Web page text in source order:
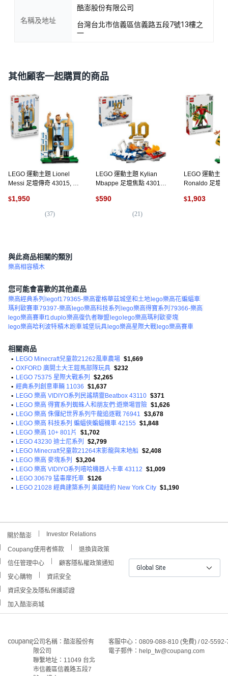
名稱及地址
酷澎股份有限公司
台灣台北市信義區信義路五段7號13樓之
一
其他顧客一起購買的商品
LEGO 運動主題 Lionel
Messi 足壇傳奇 43015, 1
$1,950
(37)
LEGO 運動主題 Kylian
Mbappe 足壇焦點 43013,
$590
(21)
LEGO 運動主
Ronaldo 足壇
$1,903
與此商品相關的類別
樂高相容積木
您可能會喜歡的其他產品
樂高經典系列 legof179365-樂高霍格華茲城堡和土地 lego樂高花蝙蝠車
瑪利歐賽車79397-樂高 lego樂高科技系列 lego樂高得寶系列 79366-樂高
lego樂高賽車f1duplo樂高復仇者聯盟 lego lego樂高瑪利歐麥塊
lego樂高哈利波特積木跑車城堡玩具 lego樂高星際大戰 lego樂高賽車
相關商品
• LEGO Minecraft兒童款21262風車農場 $1,669
• OXFORD 廣開土大王鎧馬部隊玩具 $232
• LEGO 75375 星際大戰系列
$2,265
• 經典系列創意車輛 11036 $1,637
• LEGO 樂高 VIDIYO系列民謠精靈Beatbox 43110 $371
• LEGO 樂高 得寶系列蜘蛛人和朋友們:遊樂場冒險 $1,626
• LEGO 樂高 侏儸紀世界系列牛龍追逐戰 76941 $3,678
• LEGO 樂高 科技系列 蝙蝠俠蝙蝠機車 42155 $1,848
• LEGO 樂高 10+ 801片
$1,702
• LEGO 43230 迪士尼系列
$2,799
• LEGO Minecraft兒童款21264末影龍與末地船 $2,408
• LEGO 樂高 麥塊系列
$3,204
• LEGO 樂高 VIDIYO系列嘻哈機器人卡車 43112 $1,009
• LEGO 30679 猛毒摩托車 $126
• LEGO 21028 經典建築系列 美國紐約 New York City $1,190
關於酷澎 Investor Relations
Coupang使用者條款
退換貨政策
信任管理中心
顧客隱私權政策通知
安心購物
資訊安全
資訊安全及隱私保護認證
加入酷澎商城
Global Site
公司名稱：酷澎股份有
限公司
聯繫地址：11049 台北
市信義區信義路五段7
客服中心：0809-088-810 (免費) / 02-
電子郵件：help_tw@coupang.com